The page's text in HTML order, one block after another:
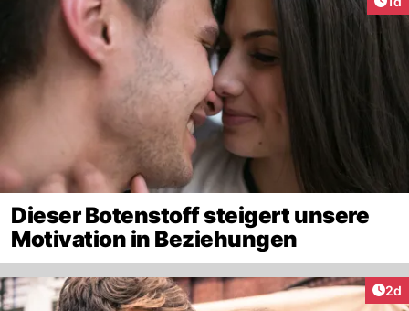
Dieser Botenstoff steigert unsere
Motivation in Beziehungen
2d